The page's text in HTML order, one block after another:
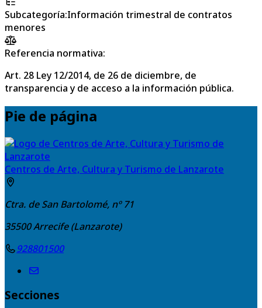
Subcategoría:Información trimestral de contratos
menores
Referencia normativa:
Art. 28 Ley 12/2014, de 26 de diciembre, de
transparencia y de acceso a la información pública.
Pie de página
Centros de Arte, Cultura y Turismo de Lanzarote
Ctra. de San Bartolomé, nº 71
35500Arrecife (Lanzarote)
928801500
Secciones